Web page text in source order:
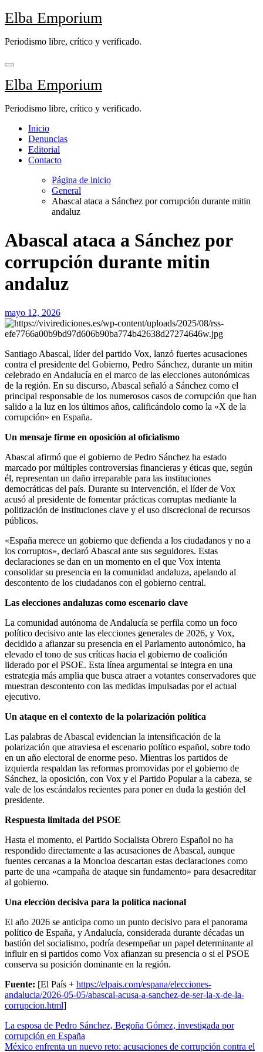
Saltar
al
Elba Emporium
Periodismo libre, crítico y verificado.
Elba Emporium
Periodismo libre, crítico y verificado.
Inicio
Denuncias
Editorial
Contacto
Página de inicio
General
Abascal ataca a Sánchez por corrupción durante mitin
andaluz
Abascal ataca a Sánchez por
corrupción durante mitin
andaluz
mayo 12, 2026
Santiago Abascal, líder del partido Vox, lanzó fuertes acusaciones
contra el presidente del Gobierno, Pedro Sánchez, durante un mitin
celebrado en Andalucía en el marco de las elecciones autonómicas
de la región. En su discurso, Abascal señaló a Sánchez como el
principal responsable de los numerosos casos de corrupción que han
salido a la luz en los últimos años, calificándolo como la «X de la
corrupción» en España.
Un mensaje firme en oposición al oficialismo
Abascal afirmó que el gobierno de Pedro Sánchez ha estado
marcado por múltiples controversias financieras y éticas que, según
él, representan un daño irreparable para las instituciones
democráticas del país. Durante su intervención, el líder de Vox
acusó al presidente de fomentar prácticas corruptas mediante la
politización de instituciones clave y el uso discrecional de recursos
públicos.
«España merece un gobierno que defienda a los ciudadanos y no a
los corruptos», declaró Abascal ante sus seguidores. Estas
declaraciones se dan en un momento en el que Vox intenta
consolidar su presencia en la comunidad andaluza, apelando al
descontento de los ciudadanos con el gobierno central.
Las elecciones andaluzas como escenario clave
La comunidad autónoma de Andalucía se perfila como un foco
político decisivo ante las elecciones generales de 2026, y Vox,
decidido a afianzar su presencia en el Parlamento autonómico, ha
elevado el tono de sus críticas hacia el gobierno de coalición
liderado por el PSOE. Esta línea argumental se integra en una
estrategia más amplia que busca atraer a votantes conservadores que
muestran descontento con las medidas impulsadas por el actual
ejecutivo.
Un ataque en el contexto de la polarización política
Las palabras de Abascal evidencian la intensificación de la
polarización que atraviesa el escenario político español, sobre todo
en un año electoral de enorme peso. Mientras los partidos de
izquierda respaldan las reformas promovidas por el gobierno de
Sánchez, la oposición, con Vox y el Partido Popular a la cabeza, se
vale de los escándalos recientes para poner en duda la gestión del
presidente.
Respuesta limitada del PSOE
Hasta el momento, el Partido Socialista Obrero Español no ha
respondido directamente a las acusaciones de Abascal, aunque
fuentes cercanas a la Moncloa descartan estas declaraciones como
parte de una «campaña de ataque sin fundamento» para desacreditar
al gobierno.
Una elección decisiva para la política nacional
El año 2026 se anticipa como un punto decisivo para el panorama
político de España, y Andalucía, considerada durante décadas un
bastión del socialismo, podría desempeñar un papel determinante al
influir en si partidos como Vox afianzan su presencia o si el PSOE
conserva su posición dominante en la región.
Fuente: [El País + https://elpais.com/espana/elecciones-
andalucia/2026-05-05/abascal-acusa-a-sanchez-de-ser-la-x-de-la-
corrupcion.html]
Navegación
de
La esposa de Pedro Sánchez, Begoña Gómez, investigada por
corrupción en España
México enfrenta un nuevo reto: acusaciones de corrupción contra el